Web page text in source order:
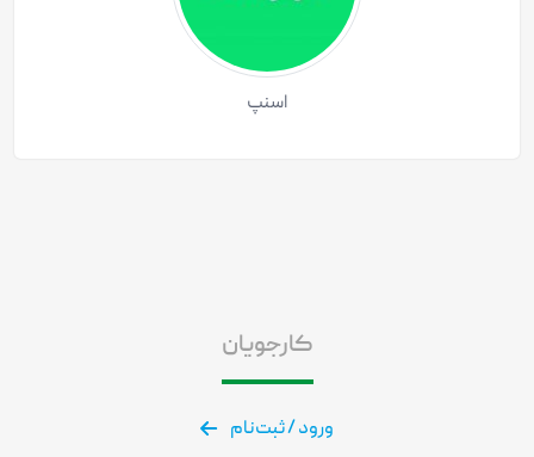
اسنپ
کارجویان
ورود / ثبت‌نام